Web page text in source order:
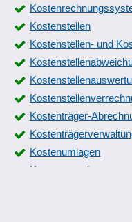
Kostenstellen
Kostenstellen- und
Kostenträger-
Kostenumlagen
Kostenvergabe